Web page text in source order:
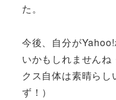
た。
今後、自分が
いかもしれません
クス自体は素晴ら
ず！）